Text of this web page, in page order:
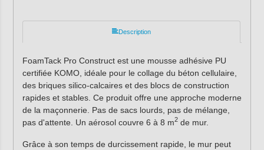
Description
FoamTack Pro Construct est une mousse adhésive PU
certifiée KOMO, idéale pour le collage du béton cellulaire,
des briques silico-calcaires et des blocs de construction
rapides et stables. Ce produit offre une approche moderne
de la maçonnerie. Pas de sacs lourds, pas de mélange,
pas d'attente. Un aérosol couvre 6 à 8 m2de mur.
Grâce à son temps de durcissement rapide, le mur peut